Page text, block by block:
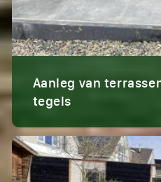
Aanleg van
tegels